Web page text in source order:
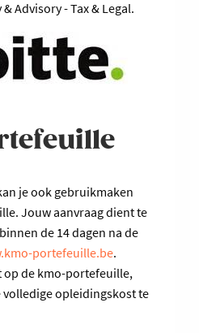
Advisory - Tax & Legal.
je ook gebruikmaken
Jouw aanvraag dient te
de 14 dagen na de
portefeuille.be.
op de kmo-portefeuille,
opleidingskost te